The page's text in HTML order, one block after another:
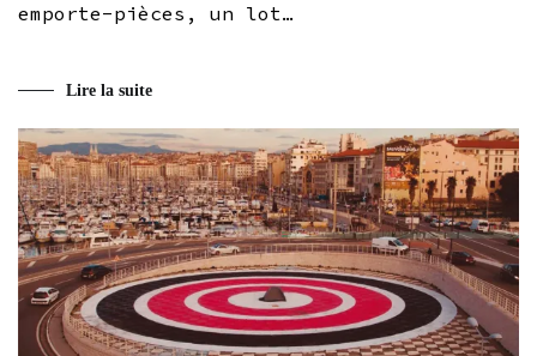
emporte-pièces, un lot…
Lire la suite